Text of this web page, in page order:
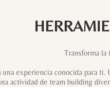
Transforma la
una experiencia conocida para
actividad de team building